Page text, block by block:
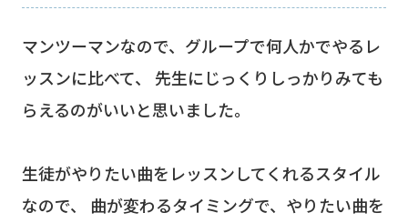
マンツーマンなので、グループで何人かでやるレ
ッスンに比べて、 先生にじっくりしっかりみても
らえるのがいいと思いました。
生徒がやりたい曲をレッスンしてくれるスタイル
なので、 曲が変わるタイミングで、やりたい曲を